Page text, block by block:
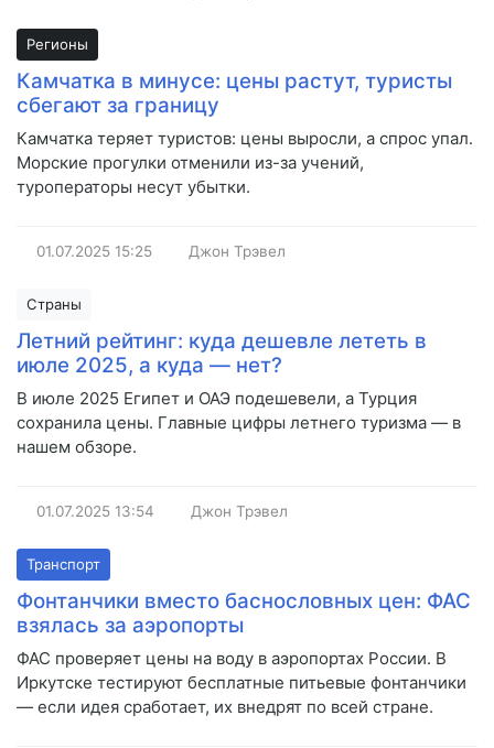
Регионы
Камчатка в минусе: цены растут, туристы
сбегают за границу
Камчатка теряет туристов: цены выросли, а спрос упал.
Морские прогулки отменили из-за учений,
туроператоры несут убытки.
01.07.2025 15:25 Джон Трэвел
Страны
Летний рейтинг: куда дешевле лететь в
июле 2025, а куда — нет?
В июле 2025 Египет и ОАЭ подешевели, а Турция
сохранила цены. Главные цифры летнего туризма — в
нашем обзоре.
01.07.2025 13:54 Джон Трэвел
Транспорт
Фонтанчики вместо баснословных цен: ФАС
взялась за аэропорты
ФАС проверяет цены на воду в аэропортах России. В
Иркутске тестируют бесплатные питьевые фонтанчики
— если идея сработает, их внедрят по всей стране.